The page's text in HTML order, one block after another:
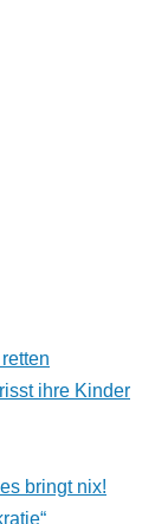
ihre Kinder
bringt nix!